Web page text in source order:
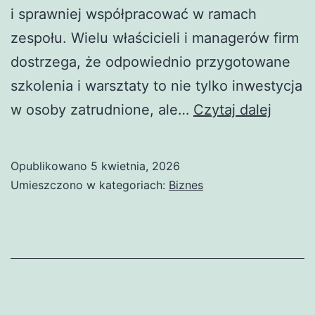
i sprawniej współpracować w ramach
zespołu. Wielu właścicieli i managerów firm
dostrzega, że odpowiednio przygotowane
szkolenia i warsztaty to nie tylko inwestycja
w osoby zatrudnione, ale… Czytaj dalej
Opublikowano 5 kwietnia, 2026
Umieszczono w kategoriach: Biznes